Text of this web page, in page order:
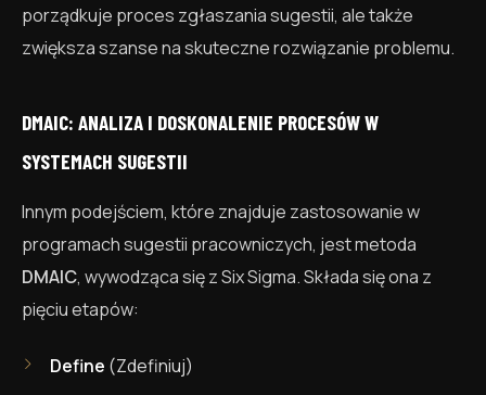
porządkuje proces zgłaszania sugestii, ale także
zwiększa szanse na skuteczne rozwiązanie problemu.
DMAIC: ANALIZA I DOSKONALENIE PROCESÓW W
SYSTEMACH SUGESTII
Innym podejściem, które znajduje zastosowanie w
programach sugestii pracowniczych, jest metoda
DMAIC, wywodząca się z Six Sigma. Składa się ona z
pięciu etapów:
Define (Zdefiniuj)